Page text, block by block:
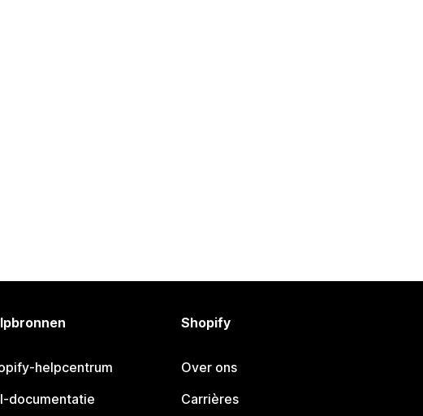
helpcentrum
documentatie
Shopify
Over ons
Carrières